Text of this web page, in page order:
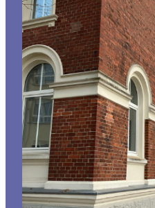
sein?